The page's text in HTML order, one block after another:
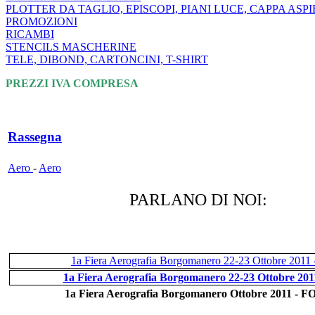
PLOTTER DA TAGLIO, EPISCOPI, PIANI LUCE, CAPPA
PROMOZIONI
RICAMBI
STENCILS MASCHERINE
TELE, DIBOND, CARTONCINI, T-SHIRT
PREZZI IVA COMPRESA
Rassegna
Aero - Aero
PARLANO DI NOI:
1a Fiera Aerografia Borgomanero 22-23 Ottobre 2011
1a Fiera Aerografia Borgomanero 22-23 Ottobre
1a Fiera Aerografia Borgomanero Ottobre 2011 -